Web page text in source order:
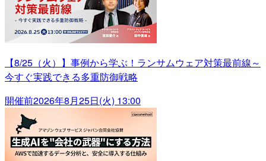
【8/25（火）】事例から学ぶ！ランサムウェア対策最前線～
今すぐ実践できる多重防御戦略
開催前2026年8月25日(火) 13:00